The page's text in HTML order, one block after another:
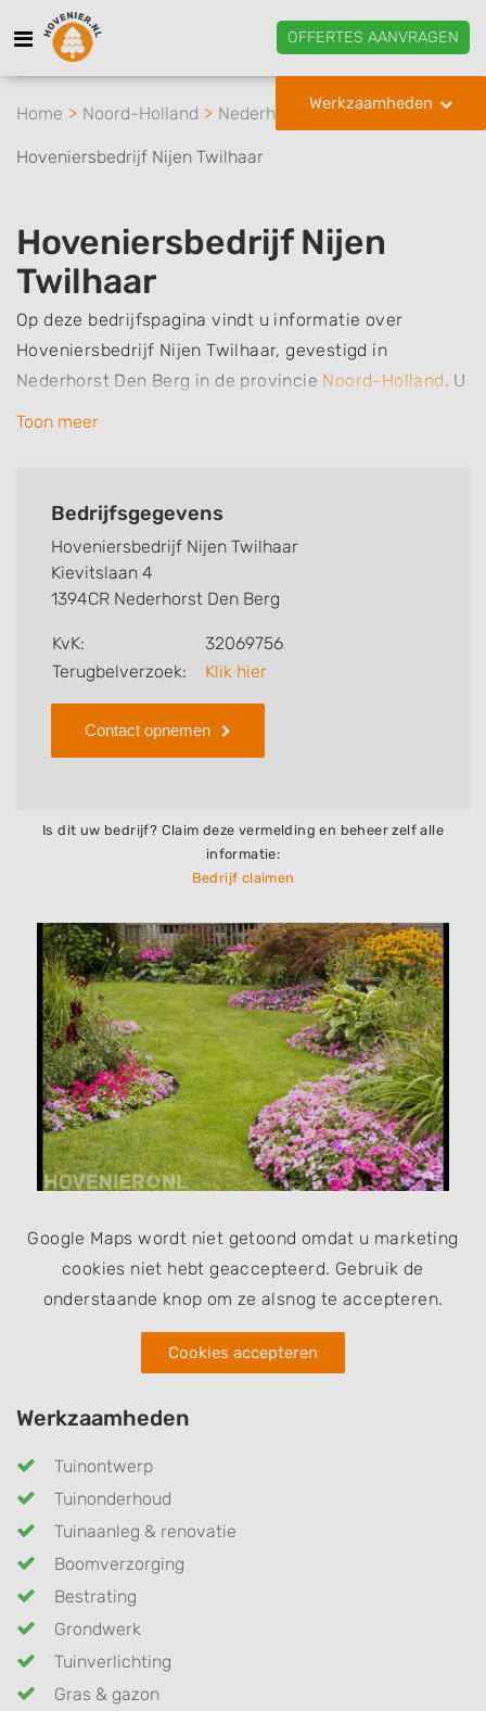
OFFERTES AANVRAGEN
Werkzaamheden
Home Noord-Holland Nederhorst Den Berg
Hoveniersbedrijf Nijen Twilhaar
Hoveniersbedrijf Nijen
Twilhaar
Op deze bedrijfspagina vindt u informatie over
Hoveniersbedrijf Nijen Twilhaar, gevestigd in
Nederhorst Den Berg in de provincie Noord-Holland. U
kunt via deze pagina eenvoudig contact met het
werkzaamheden van dit bedrijf, zo kunt u snel zien
kan verzorgen. Tenslotte kunt een beoordeling of
review achterlaten als u al ervaring heeft met dit
Zoekt u een ander bedrijf? Bekijk dan andere
hoveniers en bedrijven inNederhorst Den Berg
Toon meer
Bedrijfsgegevens
Hoveniersbedrijf Nijen Twilhaar
Kievitslaan 4
1394CR Nederhorst Den Berg
KvK:
32069756
Terugbelverzoek:
Klik hier
Contact opnemen
Is dit uw bedrijf? Claim deze vermelding en beheer zelf alle
informatie:
Bedrijf claimen
Google Maps wordt niet getoond omdat u marketing
cookies niet hebt geaccepteerd. Gebruik de
onderstaande knop om ze alsnog te accepteren.
Cookies accepteren
Werkzaamheden
Tuinontwerp
Tuinonderhoud
Tuinaanleg & renovatie
Boomverzorging
Bestrating
Grondwerk
Tuinverlichting
Gras & gazon